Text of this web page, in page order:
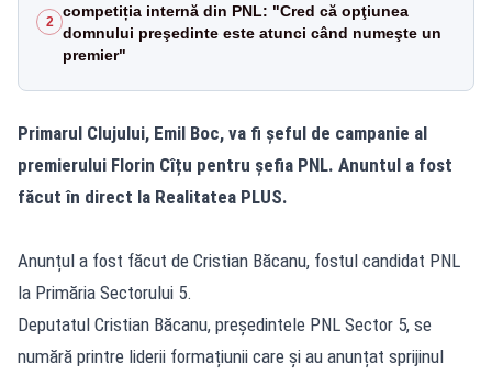
2
competiția internă din PNL: "Cred că opţiunea
domnului preşedinte este atunci când numeşte un
premier"
Primarul Clujului, Emil Boc, va fi șeful de campanie al
premierului Florin Cîțu pentru șefia PNL. Anuntul a fost
făcut în direct la Realitatea PLUS.
Anunțul a fost făcut de Cristian Băcanu, fostul candidat PNL
la Primăria Sectorului 5.
Deputatul Cristian Băcanu, președintele PNL Sector 5, se
numără printre liderii formațiunii care și au anunțat sprijinul